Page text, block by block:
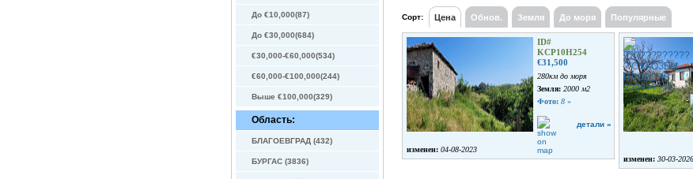
До €10,000(87)
До €30,000(684)
€30,000-€60,000(534)
€60,000-€100,000(244)
Выше €100,000(329)
Область:
БЛАГОЕВГРАД (432)
БУРГАС (3836)
Сорт: Цена Обнов. Земля До моря Популярные
ID#
KCP10H254
€31,500
280км до моря
Земля: 2000 м2
Фото: 8 »
детали »
изменен: 04-08-2023
изменен: 30-03-2026